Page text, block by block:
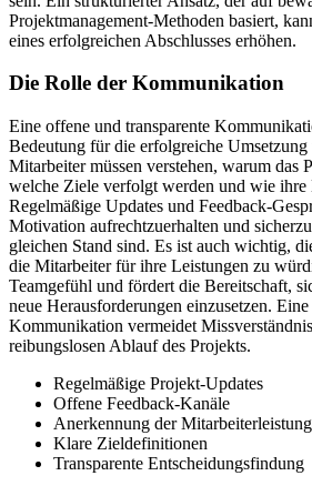
Projektmanagement-Methoden basiert,
eines erfolgreichen Abschlusses erhöhen.
Die Rolle der Kommunikation
Eine offene und transparente
Bedeutung für die erfolgreiche
Mitarbeiter müssen verstehen, warum das
welche Ziele verfolgt werden und wie ihre
Regelmäßige Updates und Feedback-
Motivation aufrechtzuerhalten und
gleichen Stand sind. Es ist auch wichtig,
die Mitarbeiter für ihre Leistungen zu
Teamgefühl und fördert die Bereitschaft,
neue Herausforderungen einzusetzen.
Kommunikation vermeidet
reibungslosen Ablauf des Projekts.
Regelmäßige Projekt-Updates
Offene Feedback-Kanäle
Anerkennung der
Klare Zieldefinitionen
Transparente Entscheidungsfindung